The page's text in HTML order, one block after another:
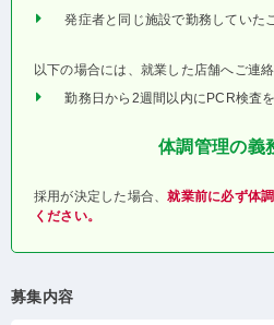
発症者と同じ施設で勤務していた
以下の場合には、就業した店舗へご連
勤務日から2週間以内にPCR検査
体調管理の義
採用が決定した場合、就業前に必ず体
ください。
募集内容